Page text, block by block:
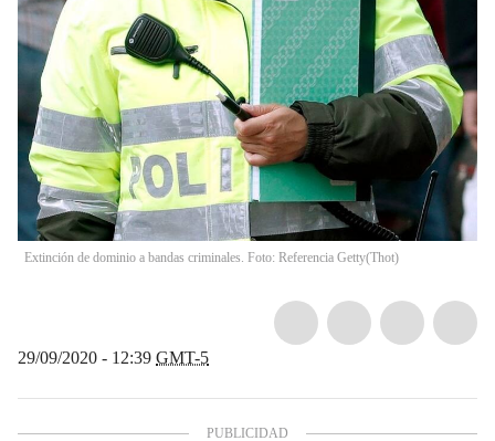
Extinción de dominio a bandas criminales. Foto: Referencia Getty(Thot)
29/09/2020 - 12:39 GMT-5